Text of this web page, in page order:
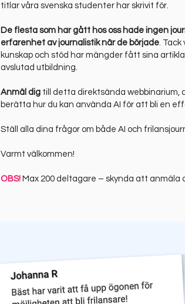
titlar våra svenska studenter har skrivit för.
De flesta som har gått hos oss hade ingen
erfarenhet av journalistik när de började. Tack
kunskap och stöd har mängder fått sina
avslutad utbildning.
Anmäl dig till detta direktsända webbinarium,
berätta hur du kan använda AI för att bli en
Ställ alla dina frågor om både AI och
Varmt välkommen!
OBS! Max 200 deltagare – skynda att anmäla